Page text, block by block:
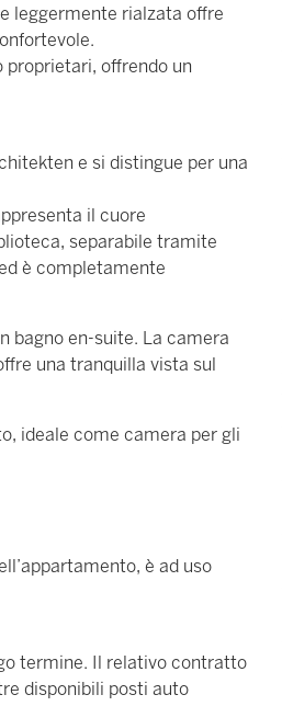
leggermente rialzata offre
proprietari, offrendo un
e si distingue per una
il cuore
separabile tramite
è completamente
bagno en-suite. La camera
una tranquilla vista sul
ideale come camera per gli
è ad uso
termine. Il relativo contratto
disponibili posti auto